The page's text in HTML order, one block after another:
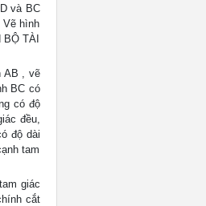
và BC
Vẽ hình
TÀI
AB , vẽ
BC có
có độ
đều,
độ dài
tam
giác
cắt